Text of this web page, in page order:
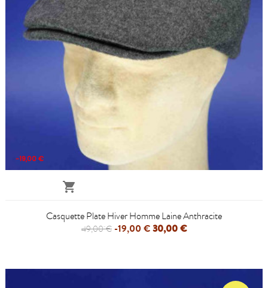
-19,00 €

Casquette Plate Hiver Homme Laine Anthracite
49,00 € -19,00 €30,00 €